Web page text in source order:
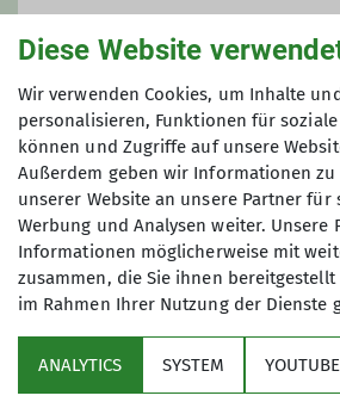
Bei den Tagestouren ist
Programm. Hier sind wir
meistens nicht nur
Beliebte Ziele in näherer
sind der Steigerwald,
die Rhön und die
Die Termine unserer
findest Du weiter unten
Seite. Es ist keine
erforderlich. Du kannst
den genannten
vorbeischauen. Gerne
Preis
kostenlos 2 x reinschnuppern,
Mitgliedschaftin unserem
Service
Diese Website
Wir verwenden Cookies, um Inhalte
personalisieren, Funktionen für
können und Zugriffe auf unsere
Außerdem geben wir Informationen
unserer Website an unsere Partner für
Werbung und Analysen weiter. Unsere
Informationen möglicherweise mit
zusammen, die Sie ihnen
im Rahmen Ihrer Nutzung der Dienste
ANALYTICS SYSTEM